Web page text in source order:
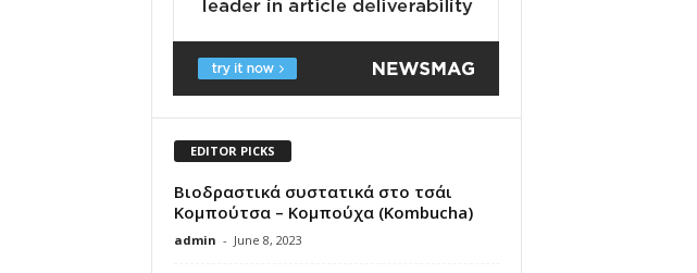
EDITOR PICKS
Βιοδραστικά συστατικά στο τσάι
Κομπούτσα – Κομπούχα (Kombucha)
admin - June 8, 2023